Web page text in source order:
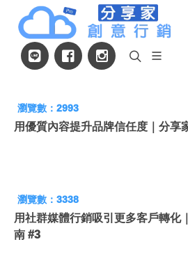
瀏覽數：2993
用優質內容提升品牌信任度｜分享
瀏覽數：3338
用社群媒體行銷吸引更多客戶轉化
南 #3